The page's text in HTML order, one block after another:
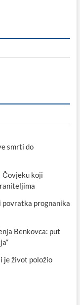
smrti do
Čovjeku koji
prognanika
Benkovca: put
je život položio